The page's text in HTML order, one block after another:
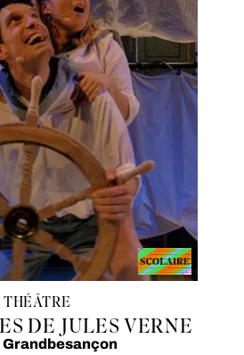
THÉÂTRE
DE JULES VERNE